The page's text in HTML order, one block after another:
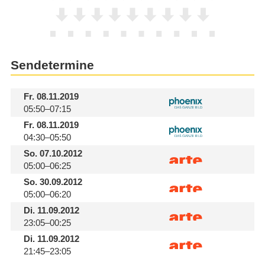
Sendetermine
Fr.08.11.2019
05:50–07:15
Fr.08.11.2019
04:30–05:50
So.07.10.2012
05:00–06:25
So.30.09.2012
05:00–06:20
Di.11.09.2012
23:05–00:25
Di.11.09.2012
21:45–23:05